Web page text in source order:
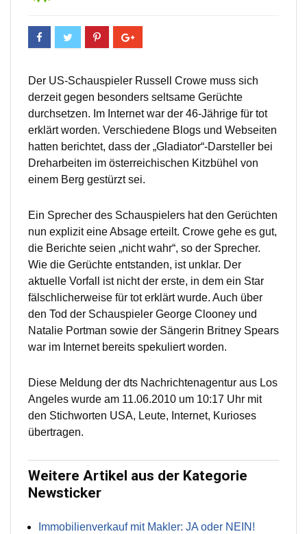
Der US-Schauspieler Russell Crowe muss sich
derzeit gegen besonders seltsame Gerüchte
durchsetzen. Im Internet war der 46-Jährige für tot
erklärt worden. Verschiedene Blogs und Webseiten
hatten berichtet, dass der „Gladiator“-Darsteller bei
Dreharbeiten im österreichischen Kitzbühel von
einem Berg gestürzt sei.
Ein Sprecher des Schauspielers hat den Gerüchten
nun explizit eine Absage erteilt. Crowe gehe es gut,
die Berichte seien „nicht wahr“, so der Sprecher.
Wie die Gerüchte entstanden, ist unklar. Der
aktuelle Vorfall ist nicht der erste, in dem ein Star
fälschlicherweise für tot erklärt wurde. Auch über
den Tod der Schauspieler George Clooney und
Natalie Portman sowie der Sängerin Britney Spears
war im Internet bereits spekuliert worden.
Diese Meldung der dts Nachrichtenagentur aus Los
Angeles wurde am 11.06.2010 um 10:17 Uhr mit
den Stichworten USA, Leute, Internet, Kurioses
übertragen.
Weitere Artikel aus der Kategorie
Newsticker
Immobilienverkauf mit Makler: JA oder NEIN!